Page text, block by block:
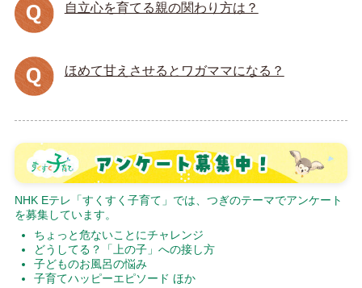
自立心を育てる親の関わり方は？
ほめて甘えさせるとワガママになる？
NHK Eテレ「すくすく子育て」では、つぎのテーマでアンケート
を募集しています。
ちょっと危ないことにチャレンジ
どうしてる？「上の子」への接し方
子どものお風呂の悩み
子育てハッピーエピソード ほか